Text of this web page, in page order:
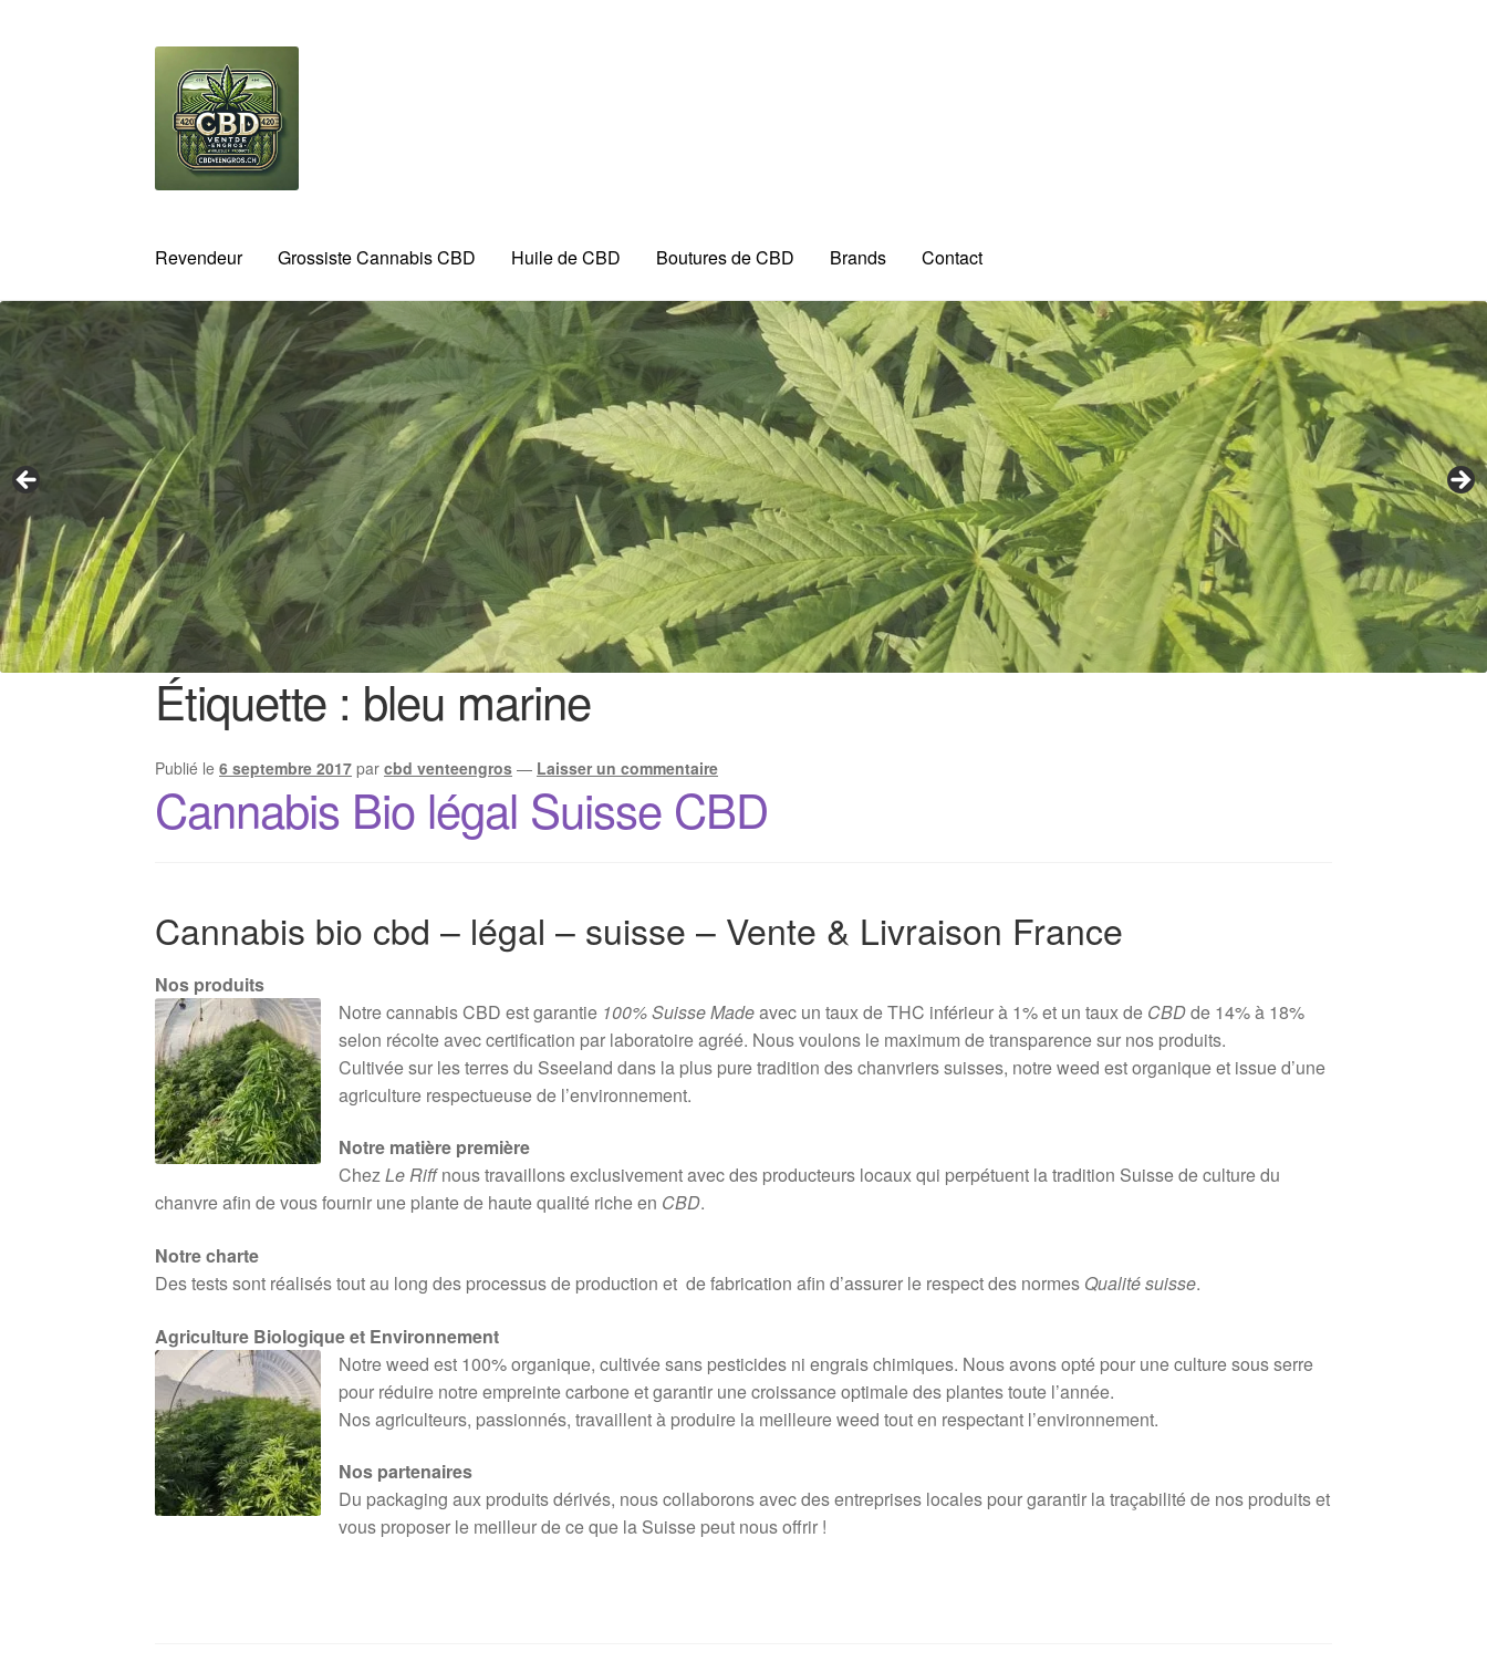
navigation
contenu
Revendeur Grossiste Cannabis CBD Huile de CBD Boutures de CBD Brands Contact
Étiquette : bleu marine
Publié le6 septembre 2017 parcbd venteengros — Laisser un commentaire
Cannabis Bio légal Suisse CBD
Cannabis bio cbd – légal – suisse – Vente & Livraison France
Nos produits
Notre cannabis CBD est garantie 100% Suisse Madeavec un taux de THC inférieur à 1% et un taux de CBDde 14% à 18%
selon récolte avec certification par laboratoire agréé. Nous voulons le maximum de transparence sur nos produits.
Cultivée sur les terres du Sseeland dans la plus pure tradition des chanvriers suisses, notre weed est organique et issue d’une
agriculture respectueuse de l’environnement.
Notre matière première
ChezLe Riffnous travaillons exclusivement avec des producteurs locaux qui perpétuent la tradition Suisse de culture du
chanvre afin de vous fournir une plante de haute qualité riche en CBD.
Notre charte
Des tests sont réalisés tout au long des processus de production et de fabrication afin d’assurer le respect des normes Qualité suisse.
Agriculture Biologique et Environnement
Notre weed est 100% organique, cultivée sans pesticides ni engrais chimiques. Nous avons opté pour une culture sous serre
pour réduire notre empreinte carbone et garantir une croissance optimale des plantes toute l’année.
Nos agriculteurs, passionnés, travaillent à produire la meilleure weed tout en respectant l’environnement.
Nos partenaires
Du packaging aux produits dérivés, nous collaborons avec des entreprises locales pour garantir la traçabilité de nos produits et
vous proposer le meilleur de ce que la Suisse peut nous offrir !